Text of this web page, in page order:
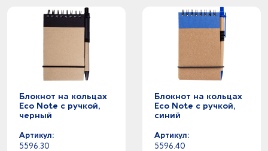
Блокнот на кольцах
Eco Note с ручкой,
черный
Артикул:
5596.30
Блокнот на кольцах
Eco Note с ручкой,
синий
Артикул:
5596.40